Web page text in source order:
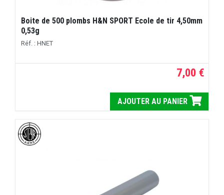
Boite de 500 plombs H&N SPORT Ecole de tir 4,50mm
0,53g
Réf. : HNET
7,00 €
AJOUTER AU PANIER